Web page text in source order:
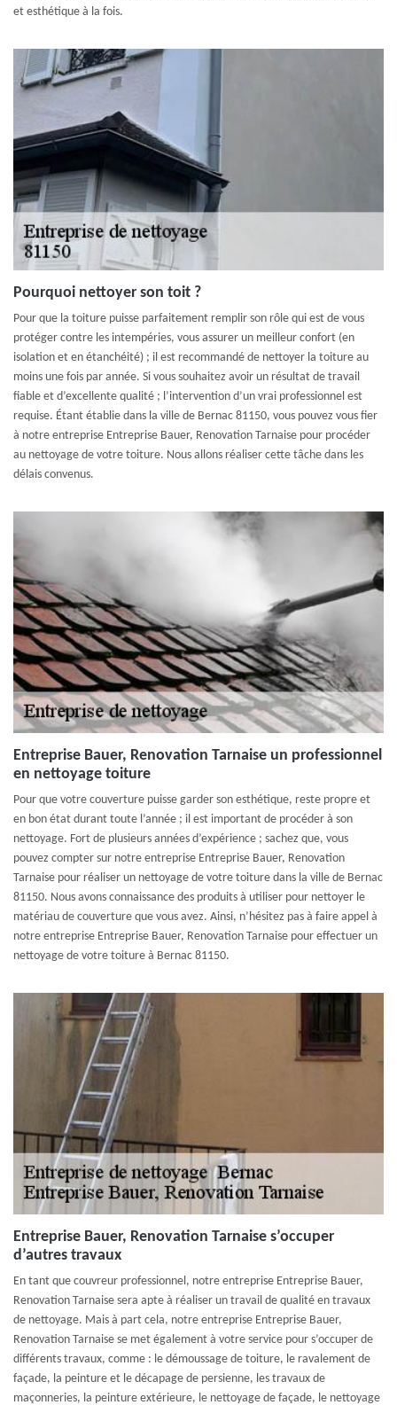
et esthétique à la fois.
Pourquoi nettoyer son toit ?
Pour que la toiture puisse parfaitement remplir son rôle qui est de vous
protéger contre les intempéries, vous assurer un meilleur confort (en
isolation et en étanchéité) ; il est recommandé de nettoyer la toiture au
moins une fois par année. Si vous souhaitez avoir un résultat de travail
fiable et d’excellente qualité ; l’intervention d’un vrai professionnel est
requise. Étant établie dans la ville de Bernac 81150, vous pouvez vous fier
à notre entreprise Entreprise Bauer, Renovation Tarnaise pour procéder
au nettoyage de votre toiture. Nous allons réaliser cette tâche dans les
délais convenus.
Entreprise Bauer, Renovation Tarnaise un professionnel
en nettoyage toiture
Pour que votre couverture puisse garder son esthétique, reste propre et
en bon état durant toute l’année ; il est important de procéder à son
nettoyage. Fort de plusieurs années d’expérience ; sachez que, vous
pouvez compter sur notre entreprise Entreprise Bauer, Renovation
Tarnaise pour réaliser un nettoyage de votre toiture dans la ville de Bernac
81150. Nous avons connaissance des produits à utiliser pour nettoyer le
matériau de couverture que vous avez. Ainsi, n’hésitez pas à faire appel à
notre entreprise Entreprise Bauer, Renovation Tarnaise pour effectuer un
nettoyage de votre toiture à Bernac 81150.
Entreprise Bauer, Renovation Tarnaise s’occuper
d’autres travaux
En tant que couvreur professionnel, notre entreprise Entreprise Bauer,
Renovation Tarnaise sera apte à réaliser un travail de qualité en travaux
de nettoyage. Mais à part cela, notre entreprise Entreprise Bauer,
Renovation Tarnaise se met également à votre service pour s’occuper de
différents travaux, comme : le démoussage de toiture, le ravalement de
façade, la peinture et le décapage de persienne, les travaux de
maçonneries, la peinture extérieure, le nettoyage de façade, le nettoyage